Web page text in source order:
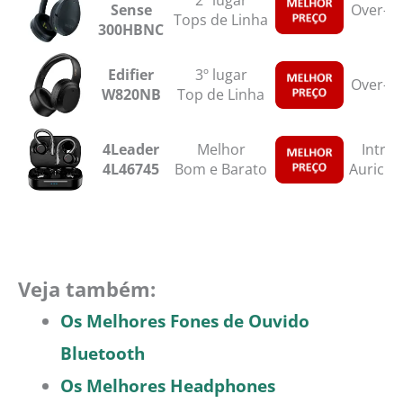
Sense
300HBNC Tops de Linha
Over-
Edifier
W820NB
3º lugar
Top de Linha
Over-
4Leader
4L46745
Melhor
Bom e Barato
Intra-
Veja também:
Os Melhores Fones de Ouvido
Bluetooth
Os Melhores Headphones